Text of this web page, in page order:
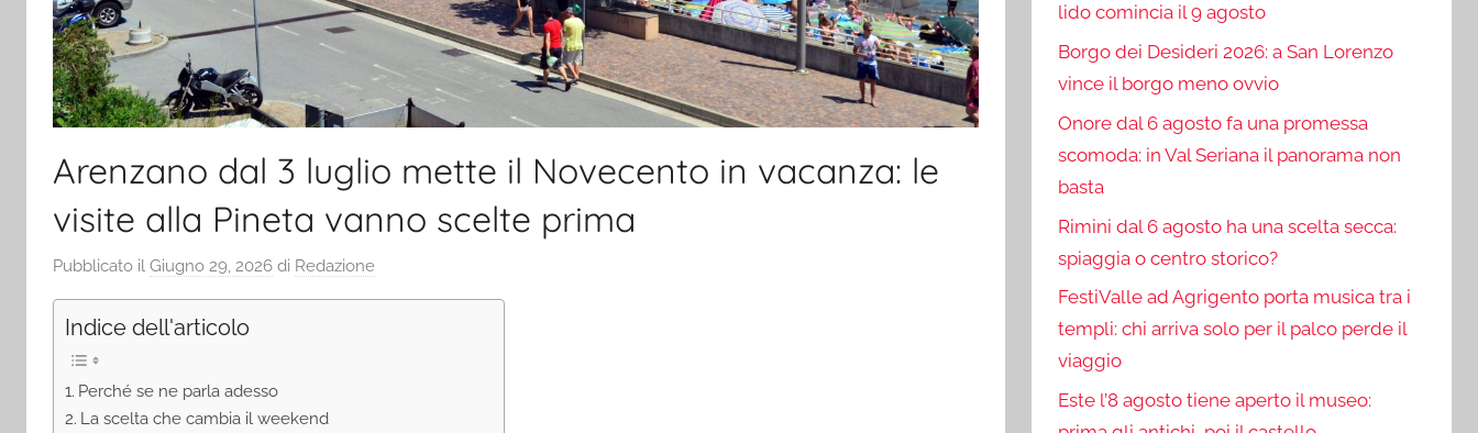
Arenzano dal 3 luglio mette il Novecento in vacanza: le
visite alla Pineta vanno scelte prima
Pubblicato il Giugno 29, 2026 di Redazione
Indice dell'articolo
Perché se ne parla adesso
La scelta che cambia il weekend
lido comincia il 9 agosto
Borgo dei Desideri 2026: a San Lorenzo
vince il borgo meno ovvio
Onore dal 6 agosto fa una promessa
scomoda: in Val Seriana il panorama non
basta
Rimini dal 6 agosto ha una scelta secca:
spiaggia o centro storico?
FestiValle ad Agrigento porta musica tra i
templi: chi arriva solo per il palco perde il
viaggio
Este l’8 agosto tiene aperto il museo: